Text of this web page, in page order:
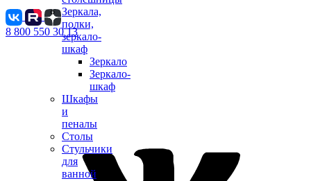
Зеркала,
полки,
зеркало-
шкаф
Зеркало
Зеркало-
шкаф
Шкафы
и
пеналы
Столы
Стульчики
для
ванной
8 800 550 30 13